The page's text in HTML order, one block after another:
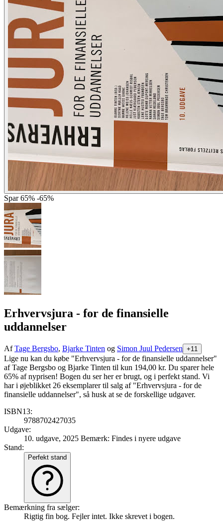
Spar 65% -65%
Erhvervsjura - for de finansielle
uddannelser
AfTage Bergsbo, Bjarke Tinten og Simon Juul Pedersen +11
Lige nu kan du købe "Erhvervsjura - for de finansielle uddannelser"
af Tage Bergsbo og Bjarke Tinten til kun 194,00 kr. Du sparer hele
65% af nyprisen! Bogen du ser her er brugt, og i perfekt stand. Vi
har i øjeblikket 26 eksemplarer til salg af "Erhvervsjura - for de
finansielle uddannelser", så husk at se de forskellige udgaver.
ISBN13:
9788702427035
Udgave:
10. udgave, 2025 Bemærk: Findes i nyere udgave
Stand:
Perfekt stand
Bemærkning fra sælger:
Rigtig fin bog. Fejler intet. Ikke skrevet i bogen.